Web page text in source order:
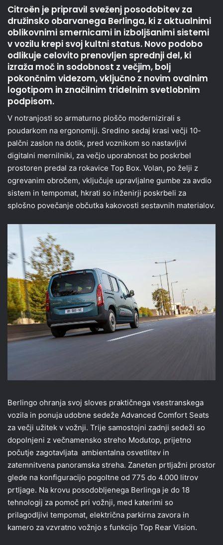
Citroën je pripravil sveženj posodobitev za
družinsko obarvanega Berlinga, ki z aktualnimi
oblikovnimi smernicami in izboljšanimi sistemi
v vozilu krepi svoj kultni status. Novo podobo
odlikuje celovito prenovljen sprednji del, ki
izraža moč in sodobnost z večjim, bolj
pokončnim videzom, vključno z novim ovalnim
logotipom in značilnim tridelnim svetlobnim
podpisom.
V notranjosti so armaturno ploščo modernizirali s
poudarkom na ergonomiji. Sredino sedaj krasi večji 10-
palčni zaslon na dotik, pred voznikom so nastavljivi
digitalni mernilniki, za večjo uporabnost bo poskrbel
prostoren predal za rokavice Top Box. Volan, po želji z
ogrevanim obročem, vključuje upravljalne gumbe za avdio
sistem in tempomat, hkrati so inženirji poskrbeli za
splošno povečanje občutka kakovosti sestavnih materialov.
Berlingo ohranja svoj sloves praktičnega vsestranskega
vozila in ponuja udobne sedeže Advanced Comfort Seats
za večji užitek v vožnji. Trije samostojni zadnji sedeži so
dopolnjeni z večnamensko streho Modutop, prijetno
počutje zagotavljata ambientalna osvetlitev in
zatemnitvena panoramska streha. Zaneten prtljažni prostor
glede na konfiguracijo pogoltne od 775 do 4.000 litrov
prtljage. Na krovu posodobljenega Berlinga je do 18
tehnologij za pomoč pri vožnji, med katerimi so
prilagodljivi tempomat, električna parkirna zavora in
kamero za vzvratno vožnjo s funkcijo Top Rear Vision.